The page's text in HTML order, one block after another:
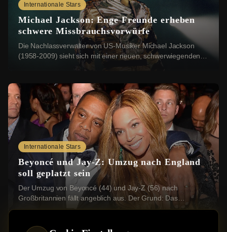
Internationale Stars
Michael Jackson: Enge Freunde erheben
schwere Missbrauchsvorwürfe
Die Nachlassverwalter von US-Musiker Michael Jackson
(1958-2009) sieht sich mit einer neuen, schwerwiegenden
Internationale Stars
Beyoncé und Jay-Z: Umzug nach England
soll geplatzt sein
Der Umzug von Beyoncé (44) und Jay-Z (56) nach
Großbritannien fällt angeblich aus. Der Grund: Das
Grundstück, das die beiden US-Stars erwerben wollten...